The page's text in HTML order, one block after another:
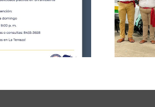
Celebración de la
25 de Julio